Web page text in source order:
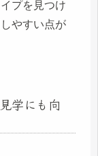
プを見つけ
やすい点が
学にも向